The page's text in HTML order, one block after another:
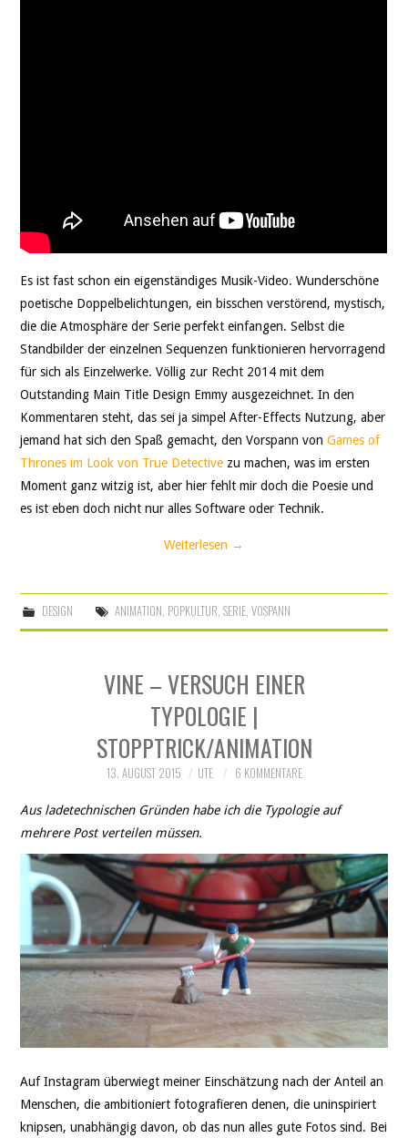
Es ist fast schon ein eigenständiges Musik-Video. Wunderschöne
poetische Doppelbelichtungen, ein bisschen verstörend, mystisch,
die die Atmosphäre der Serie perfekt einfangen. Selbst die
Standbilder der einzelnen Sequenzen funktionieren hervorragend
für sich als Einzelwerke. Völlig zur Recht 2014 mit dem
Outstanding Main Title Design Emmy ausgezeichnet. In den
Kommentaren steht, das sei ja simpel After-Effects Nutzung, aber
jemand hat sich den Spaß gemacht, den Vorspann vonGames of
Thrones im Look von True Detective zu machen, was im ersten
Moment ganz witzig ist, aber hier fehlt mir doch die Poesie und
es ist eben doch nicht nur alles Software oder Technik.
Weiterlesen →
DESIGN ANIMATION, POPKULTUR, SERIE, VOSPANN
VINE – VERSUCH EINER
TYPOLOGIE |
STOPPTRICK/ANIMATION
13. AUGUST 2015 UTE 6 KOMMENTARE
Aus ladetechnischen Gründen habe ich die Typologie auf
mehrere Post verteilen müssen.
Auf Instagram überwiegt meiner Einschätzung nach der Anteil an
Menschen, die ambitioniert fotografieren denen, die uninspiriert
knipsen, unabhängig davon, ob das nun alles gute Fotos sind. Bei